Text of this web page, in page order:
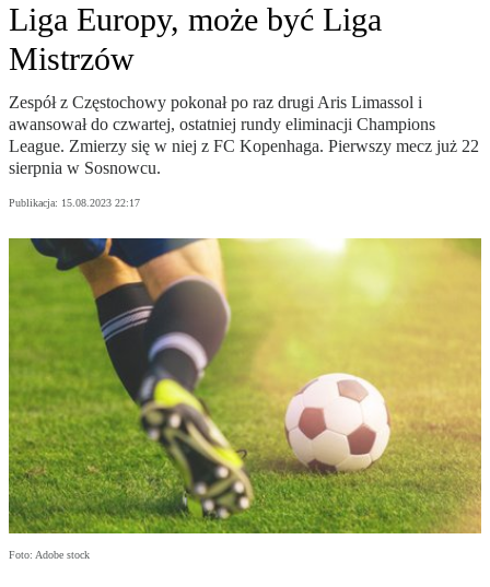
Liga Europy, może być Liga
Mistrzów
Zespół z Częstochowy pokonał po raz drugi Aris Limassol i
awansował do czwartej, ostatniej rundy eliminacji Champions
League. Zmierzy się w niej z FC Kopenhaga. Pierwszy mecz już 22
sierpnia w Sosnowcu.
Publikacja: 15.08.2023 22:17
Foto: Adobe stock